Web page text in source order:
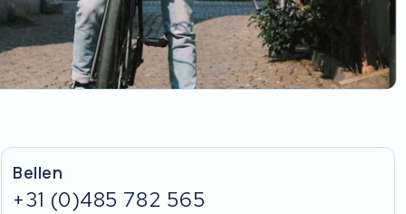
Bellen
+31 (0)485 782 565